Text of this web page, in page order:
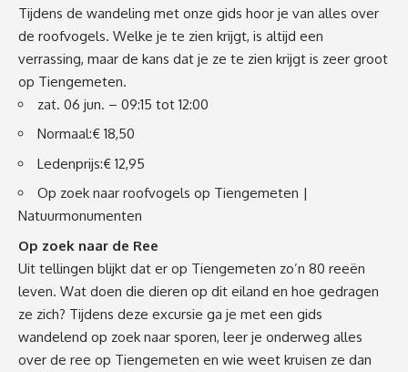
Tijdens de wandeling met onze gids hoor je van alles over
de roofvogels. Welke je te zien krijgt, is altijd een
verrassing, maar de kans dat je ze te zien krijgt is zeer groot
op Tiengemeten.
zat. 06 jun. – 09:15 tot 12:00
Normaal:€ 18,50
Ledenprijs:€ 12,95
Op zoek naar roofvogels op Tiengemeten |
Natuurmonumenten
Op zoek naar de Ree
Uit tellingen blijkt dat er op Tiengemeten zo’n 80 reeën
leven. Wat doen die dieren op dit eiland en hoe gedragen
ze zich? Tijdens deze excursie ga je met een gids
wandelend op zoek naar sporen, leer je onderweg alles
over de ree op Tiengemeten en wie weet kruisen ze dan